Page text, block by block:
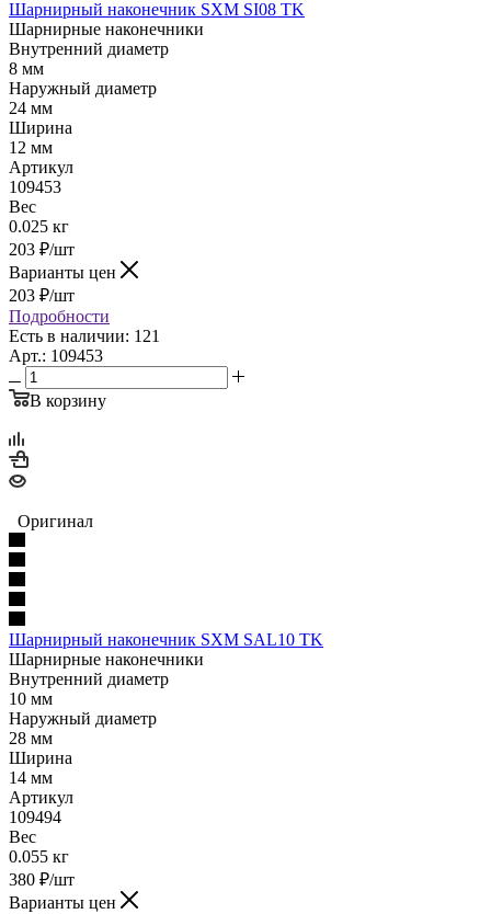
Шарнирный наконечник SXM SI08 TK
Шарнирные наконечники
Внутренний диаметр
8 мм
Наружный диаметр
24 мм
Ширина
12 мм
Артикул
109453
Вес
0.025 кг
203 ₽/шт
Варианты цен
203 ₽/шт
Подробности
Есть в наличии: 121
Арт.: 109453
В корзину
Оригинал
Шарнирный наконечник SXM SAL10 TK
Шарнирные наконечники
Внутренний диаметр
10 мм
Наружный диаметр
28 мм
Ширина
14 мм
Артикул
109494
Вес
0.055 кг
380 ₽/шт
Варианты цен